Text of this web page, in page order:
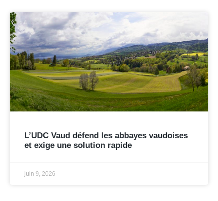
L’UDC Vaud défend les abbayes vaudoises
et exige une solution rapide
juin 9, 2026